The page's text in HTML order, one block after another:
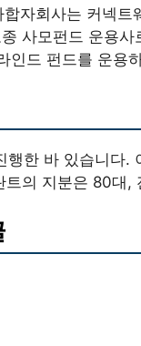
자회사는 커넥
사모펀드 운용
인드 펀드를 운용
행한 바 있습니다
트의 지분은 80대